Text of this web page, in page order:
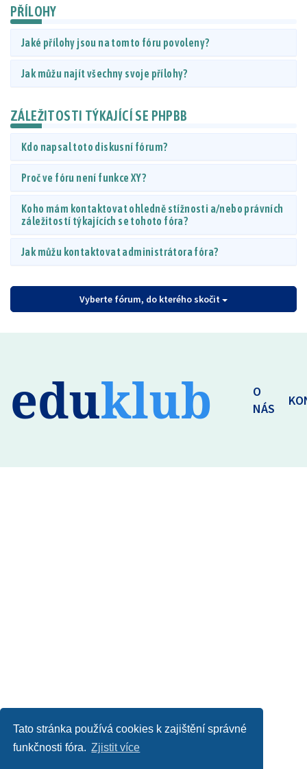
Tato stránka používá cookies k zajištění správné
funkčnosti fóra. Zjistit více
PŘÍLOHY
Jaké přílohy jsou na tomto fóru povoleny?
Jak můžu najít všechny svoje přílohy?
ZÁLEŽITOSTI TÝKAJÍCÍ SE PHPBB
Kdo napsal toto diskusní fórum?
Proč ve fóru není funkce XY?
Koho mám kontaktovat ohledně stížnosti a/nebo právních
záležitostí týkajících se tohoto fóra?
Jak můžu kontaktovat administrátora fóra?
Vyberte fórum, do kterého skočit
eduklub
O
NÁS